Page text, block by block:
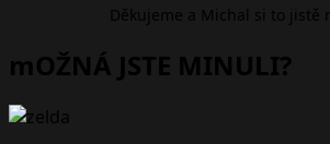
Děkujeme a Michal si to jistě
mOŽNÁ JSTE MINULI?